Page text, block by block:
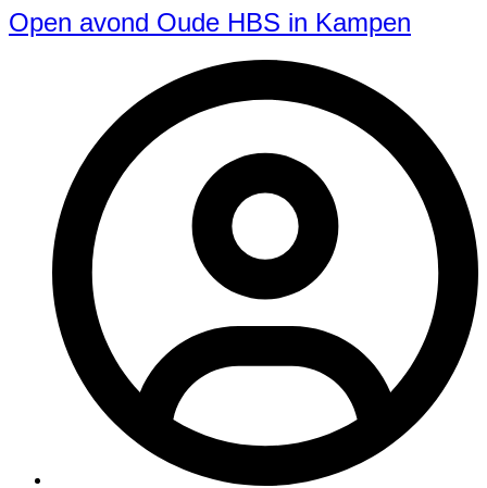
Open avond Oude HBS in Kampen